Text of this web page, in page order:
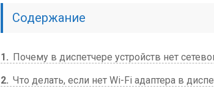
Содержание
1
Почему в диспетчере устройств нет
2 Что делать, если нет Wi-Fi адаптера в